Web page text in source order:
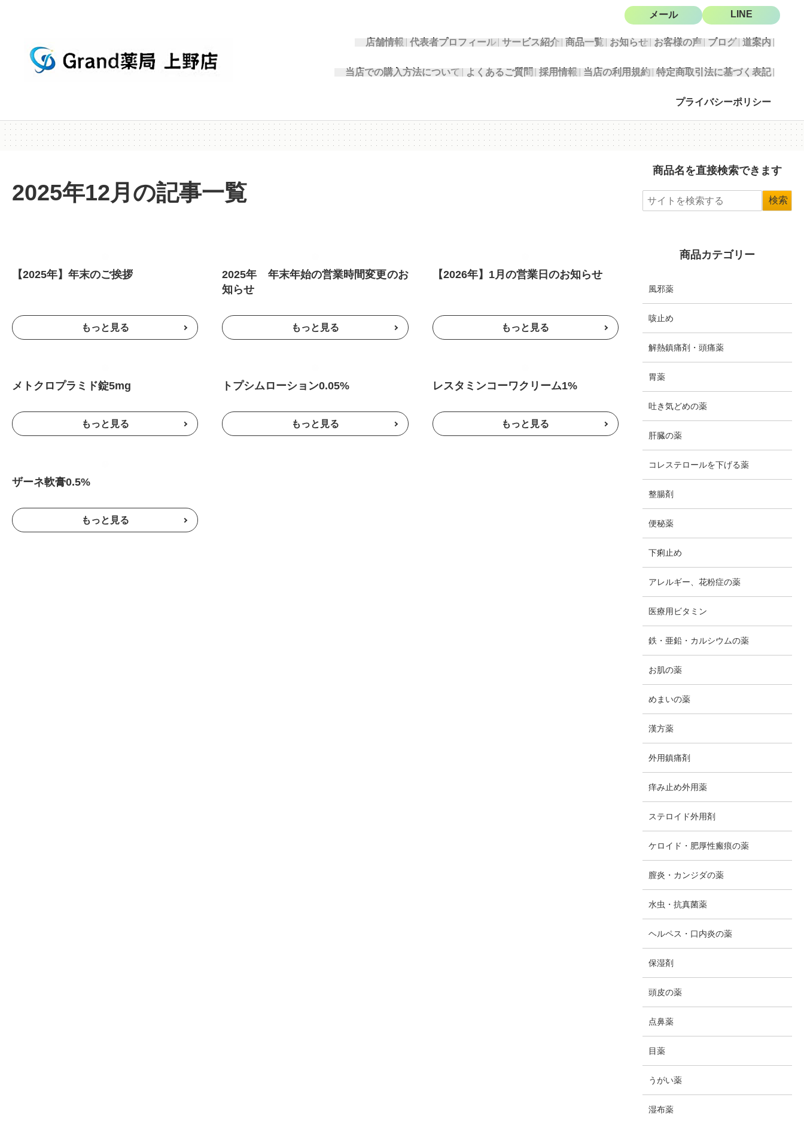
店舗情報 代表者プロフィール サービス紹介 商品一覧 お知らせ お客様の声 ブログ 道案内
当店での購入方法について よくあるご質問 採用情報 当店の利用規約 特定商取引法に基づく表記
プライバシーポリシー
メール LINE
2025年12月の記事一覧
【2025年】年末のご挨拶
2025年 年末年始の営業時間変更のお
知らせ
【2026年】1月の営業日のお知らせ
メトクロプラミド錠5mg トプシムローション0.05% レスタミンコーワクリーム1%
ザーネ軟膏0.5%
商品名を直接検索できます
商品カテゴリー
風邪薬
咳止め
解熱鎮痛剤・頭痛薬
胃薬
吐き気どめの薬
肝臓の薬
コレステロールを下げる薬
整腸剤
便秘薬
下痢止め
アレルギー、花粉症の薬
医療用ビタミン
鉄・亜鉛・カルシウムの薬
お肌の薬
めまいの薬
漢方薬
外用鎮痛剤
痒み止め外用薬
ステロイド外用剤
ケロイド・肥厚性瘢痕の薬
膣炎・カンジダの薬
水虫・抗真菌薬
ヘルペス・口内炎の薬
保湿剤
頭皮の薬
点鼻薬
目薬
うがい薬
湿布薬